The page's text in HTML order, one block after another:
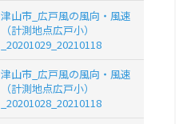
津山市_広戸風の風向・風速
（計測地点広戸小）
_20201029_20210118
津山市_広戸風の風向・風速
（計測地点広戸小）
_20201028_20210118